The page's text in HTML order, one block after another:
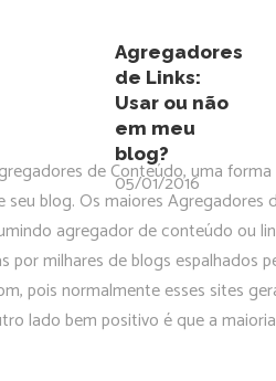
de Conteúdo, uma
blog. Os maiores Agregadores
agregador de conteúdo ou
milhares de blogs espalhados
pois normalmente esses sites
lado bem positivo é que a
Agregadores
de Links:
Usar ou não
em meu
blog?
05/01/2016